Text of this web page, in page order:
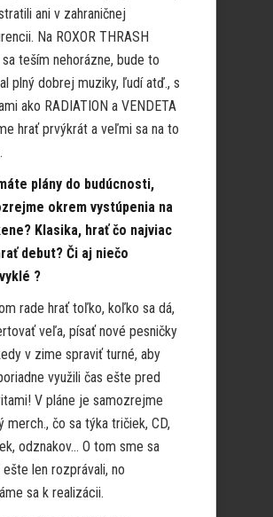
ani v zahraničnej
Na ROXOR THRASH
sa teším nehorázne, bude to
plný dobrej muziky, ľudí atď., s
ako RADIATION a VENDETA
hrať prvýkrát a veľmi sa na to
plány do budúcnosti,
okrem vystúpenia na
Klasika, hrať čo najviac
debut? Či aj niečo
?
rade hrať toľko, koľko sa dá,
veľa, písať nové pesničky
v zime spraviť turné, aby
využili čas ešte pred
V pláne je samozrejme
merch., čo sa týka tričiek, CD,
odznakov… O tom sme sa
len rozprávali, no
sa k realizácii.